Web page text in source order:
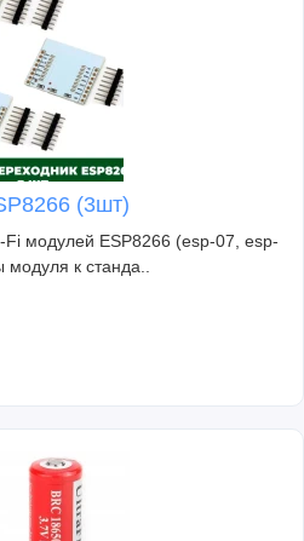
(3шт)
модулей ESP8266 (esp-07, esp-
к станда..